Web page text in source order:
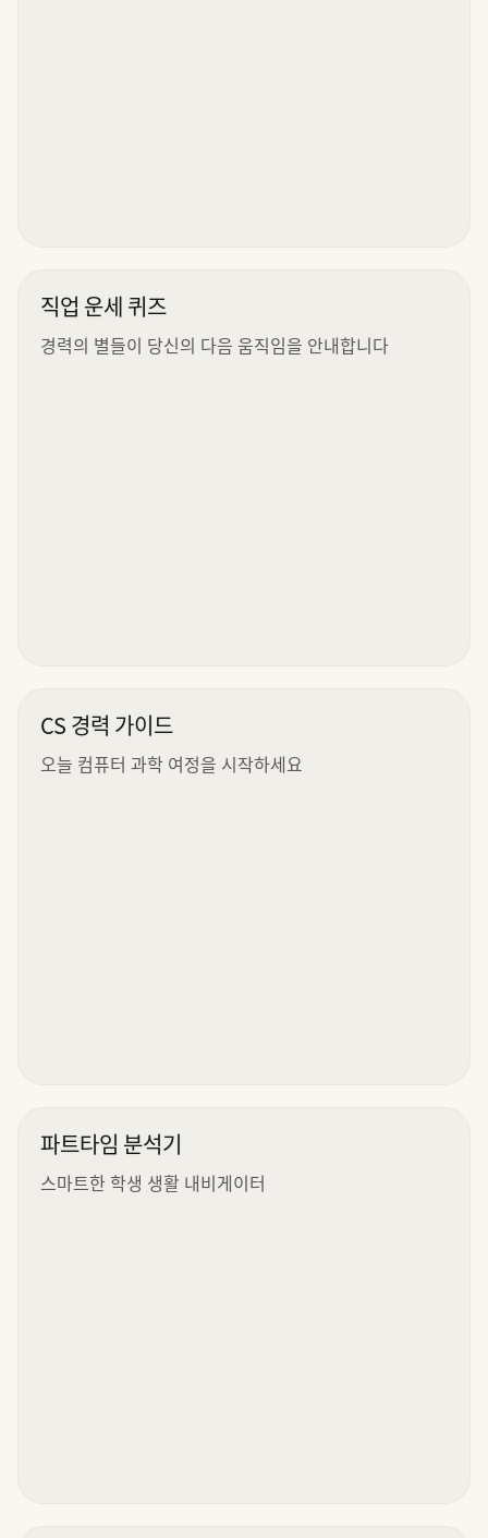
직업 운세 퀴즈
경력의 별들이 당신의 다음 움직임을 안내합니다
CS 경력 가이드
오늘 컴퓨터 과학 여정을 시작하세요
파트타임 분석기
스마트한 학생 생활 내비게이터